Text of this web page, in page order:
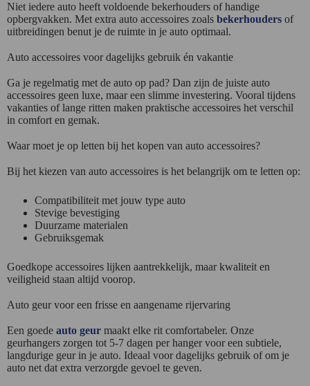
Niet iedere auto heeft voldoende bekerhouders of handige
opbergvakken. Met extra auto accessoires zoals bekerhouders of
uitbreidingen benut je de ruimte in je auto optimaal.
Auto accessoires voor dagelijks gebruik én vakantie
Ga je regelmatig met de auto op pad? Dan zijn de juiste auto
accessoires geen luxe, maar een slimme investering. Vooral tijdens
vakanties of lange ritten maken praktische accessoires het verschil
in comfort en gemak.
Waar moet je op letten bij het kopen van auto accessoires?
Bij het kiezen van auto accessoires is het belangrijk om te letten op:
Compatibiliteit met jouw type auto
Stevige bevestiging
Duurzame materialen
Gebruiksgemak
Goedkope accessoires lijken aantrekkelijk, maar kwaliteit en
veiligheid staan altijd voorop.
Auto geur voor een frisse en aangename rijervaring
Een goede auto geur maakt elke rit comfortabeler. Onze
geurhangers zorgen tot 5-7 dagen per hanger voor een subtiele,
langdurige geur in je auto. Ideaal voor dagelijks gebruik of om je
auto net dat extra verzorgde gevoel te geven.